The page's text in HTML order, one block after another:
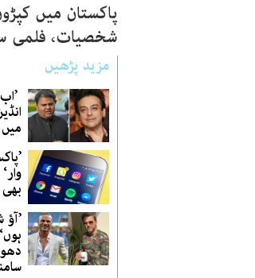
پاکستان میں
شخصیات، فلمی
مزید پڑھیں
’آؤ